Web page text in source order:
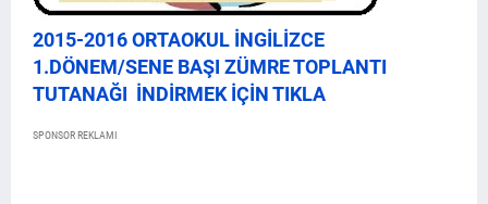
2015-2016 ORTAOKUL İNGİLİZCE
1.DÖNEM/SENE BAŞI ZÜMRE TOPLANTI
TUTANAĞI İNDİRMEK İÇİN TIKLA
SPONSOR REKLAMI